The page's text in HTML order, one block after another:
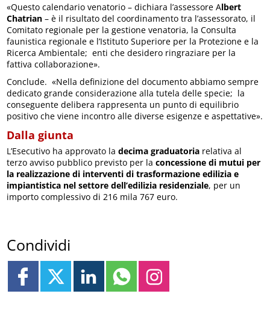
«Questo calendario venatorio – dichiara l’assessore Albert
Chatrian – è il risultato del coordinamento tra l’assessorato, il
Comitato regionale per la gestione venatoria, la Consulta
faunistica regionale e l’Istituto Superiore per la Protezione e la
Ricerca Ambientale; enti che desidero ringraziare per la
fattiva collaborazione».
Conclude. «Nella definizione del documento abbiamo sempre
dedicato grande considerazione alla tutela delle specie; la
conseguente delibera rappresenta un punto di equilibrio
positivo che viene incontro alle diverse esigenze e aspettative».
Dalla giunta
L’Esecutivo ha approvato ladecima graduatoria relativa al
terzo avviso pubblico previsto per laconcessione di mutui per
la realizzazione di interventi di trasformazione edilizia e
impiantistica nel settore dell’edilizia residenziale, per un
importo complessivo di 216 mila 767 euro.
Condividi